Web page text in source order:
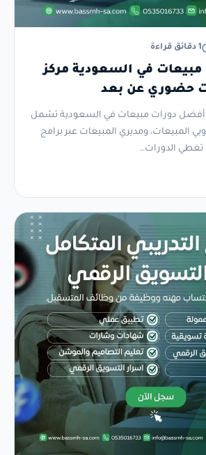
1 دقائق قراءة
في السعودية مركز
حضوري عن بعد
أفضل دورات مبيعات في السعودية تشمل
المبيعات، ومديري المبيعات عبر برامج
تغطي الدورات…